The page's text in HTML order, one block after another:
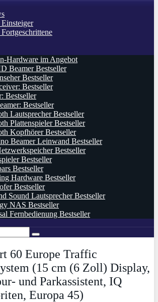
Hardware im Angebot
Beamer Bestseller
Bestseller
Bestseller
Bestseller
Bestseller
Lautsprecher Bestseller
Plattenspieler Bestseller
Kopfhörer Bestseller
Beamer Leinwand Bestseller
Bestseller
Bestseller
Bestseller
Hardware Bestseller
Bestseller
Sound Lautsprecher Bestseller
NAS Bestseller
Fernbedienung Bestseller
60 Europe Traffic
(15 cm (6 Zoll) Display,
und Parkassistent, IQ
Europa 45)